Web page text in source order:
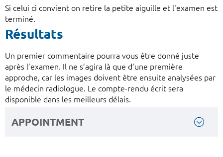
Si celui ci convient on retire la petite aiguille et l'examen est
terminé.
Résultats
Un premier commentaire pourra vous être donné juste
après l’examen. Il ne s’agira là que d’une première
approche, car les images doivent être ensuite analysées par
le médecin radiologue. Le compte-rendu écrit sera
disponible dans les meilleurs délais.
APPOINTMENT